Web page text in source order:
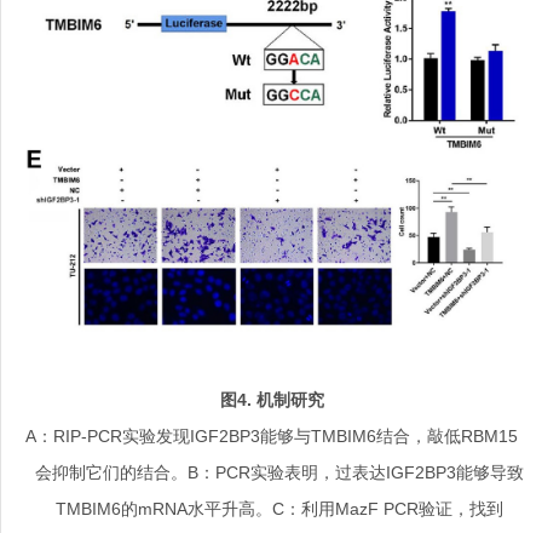
图4. 机制研究
A：RIP-PCR实验发现IGF2BP3能够与TMBIM6结合，敲低RBM15
会抑制它们的结合。B：PCR实验表明，过表达IGF2BP3能够导致
TMBIM6的mRNA水平升高。C：利用MazF PCR验证，找到